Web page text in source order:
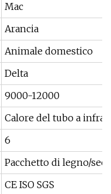
Mac
Arancia
Animale domestico
Delta
9000-12000
Calore del tubo a
6
Pacchetto di legno/
CE ISO SGS